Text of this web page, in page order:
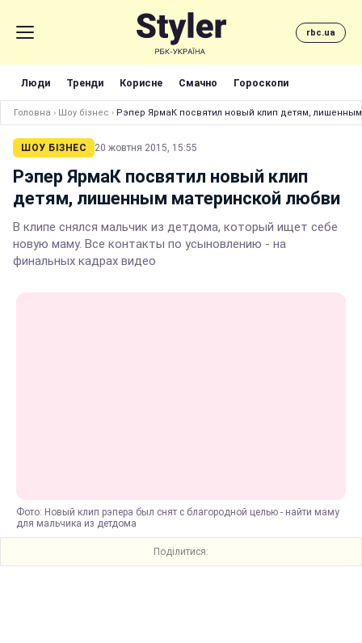
rbc.ua
Люди Тренди Корисне Смачно Гороскопи
Головна › Шоу бізнес › Рэпер ЯрмаК посвятил новый клип детям,
ШОУ БІЗНЕС 20 жовтня 2015, 15:55
Рэпер ЯрмаК посвятил новый клип
детям, лишенным материнской любви
В клипе снялся мальчик из детдома, который ищет себе
новую маму. Все контакты по усыновлению - на
финальных кадрах видео
Фото: Новый клип рэпера был снят с благородной целью - найти маму
для мальчика из детдома
Поділитися: